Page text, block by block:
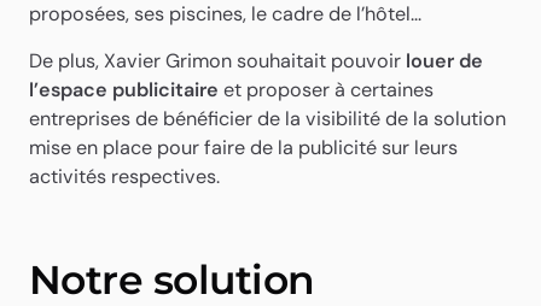
proposées, ses piscines, le cadre de l’hôtel…
De plus, Xavier Grimon souhaitait pouvoir louer de
l’espace publicitaire et proposer à certaines
entreprises de bénéficier de la visibilité de la solution
mise en place pour faire de la publicité sur leurs
activités respectives.
Notre solution
Afin de nous permettre de mener les opérations de
votre assistance en ligne, vous devez autoriser
l’exécution du logiciel Teamviewer en cliquant sur le
bouton « Autoriser l’exécution » ci-dessous.
Après votre acceptation, vous serez redirigé vers
une autre page internet nous permettant d’être mis
Autoriser l’exécution Retour